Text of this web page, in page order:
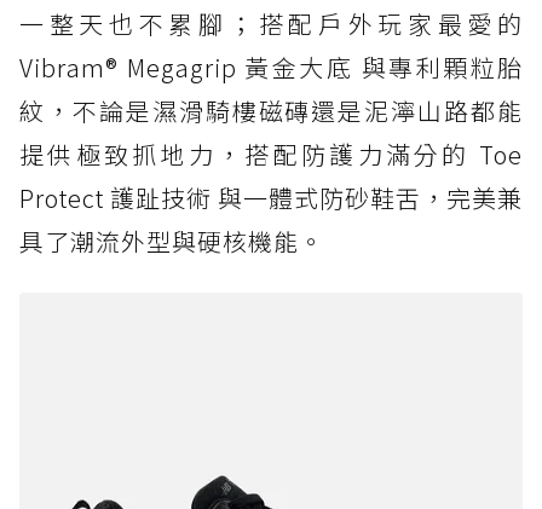
一整天也不累腳；搭配戶外玩家最愛的
Vibram® Megagrip 黃金大底 與專利顆粒胎
紋，不論是濕滑騎樓磁磚還是泥濘山路都能
提供極致抓地力，搭配防護力滿分的 Toe
Protect 護趾技術 與一體式防砂鞋舌，完美兼
具了潮流外型與硬核機能。